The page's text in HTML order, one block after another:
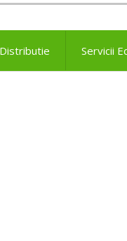
Distributie Servicii